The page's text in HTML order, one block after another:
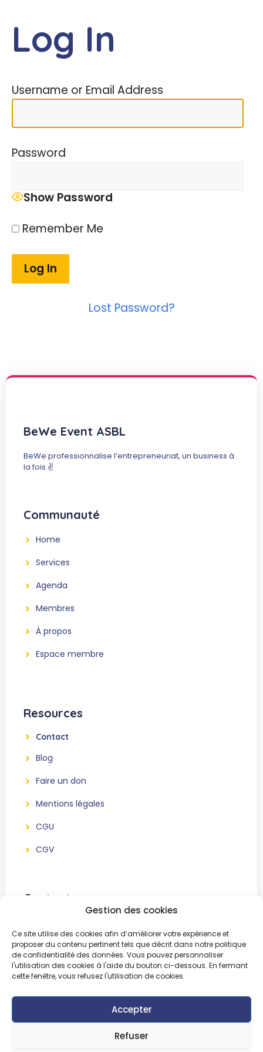
Gestion des cookies
Ce site utilise des cookies afin d’améliorer votre expérience et
proposer du contenu pertinent tels que décrit dans notre politique
de confidentialité des données. Vous pouvez personnaliser
l'utilisation des cookies à l'aide du bouton ci-dessous. En fermant
cette fenêtre, vous refusez l'utilisation de cookies.
Accepter
Refuser
content
Log In
Username or Email Address
Password
Show Password
Remember Me
Lost Password?
BeWe Event ASBL
BeWe professionnalise l’entrepreneuriat, un business à
la fois ✌️
Communauté
Home
Services
Agenda
Membres
À propos
Espace membre
Resources
Contact
Blog
Faire un don
Mentions légales
CGU
CGV
Contact
Association sans but lucratif
51, Chemin Bertinchamps
1421 Ophain